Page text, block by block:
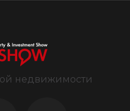
недвижимости